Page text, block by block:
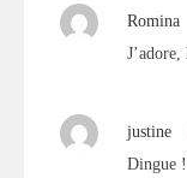
Romina
justine
Dingue